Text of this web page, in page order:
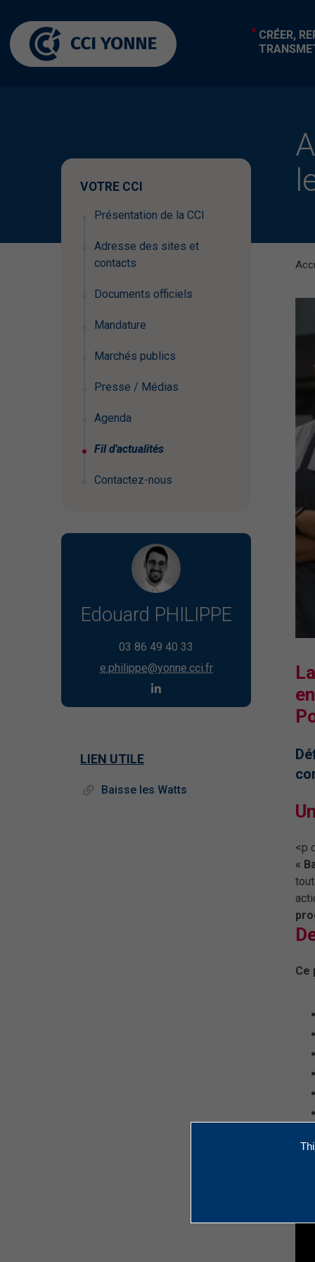
CRÉER,
<p
«
Ce
VOTRE CCI
Présentation de la CCI
Adresse des sites et
contacts
Documents officiels
Mandature
Marchés publics
Presse / Médias
Agenda
Fil d'actualités
Contactez-nous
Edouard PHILIPPE
03 86 49 40 33
e.philippe@yonne.cci.fr
LIEN UTILE
Baisse les Watts